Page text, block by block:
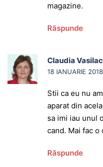
magazine.
Răspunde
Claudia
18 IANUARIE
Stii ca eu nu
aparat din
sa imi iau unul
cand. Mai fac o
Răspunde